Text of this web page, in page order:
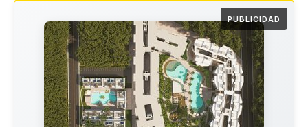
PUBLICIDAD